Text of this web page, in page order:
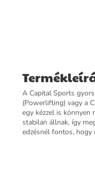
A Capital Sports
(Powerlifting) vagy a
egy kézzel is könnyen
stabilan állnak, így
edzésnél fontos, hogy